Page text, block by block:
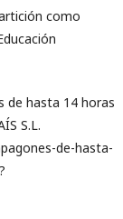
como
de hasta 14 horas
S.L.
de-hasta-